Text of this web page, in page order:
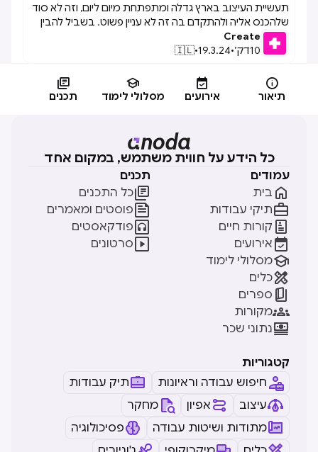
תעשיית העיצוב בארץ גדלה ומתפתחת מיום ליום, וזה לא סוד
שלהכנס אליה ולהתקדם בה זה לא עניין פשוט. בשביל להבין
מבפנים איך זה עובד, מה חשוב לדעת וממה כדאי להיזהר
וחלקה טיפים שכל מי שמחפש עבודה בתעשייה שלנו חייב
לדעת, ויותר מזה – נתנה כלים אמיתיים שכל מעצב יכול ליישם
Create
10דק׳•
19.3.24
•
🇮🇱

תיאור

אירועים

מסלולי לימוד

תכנים
כל הידע על חווית משתמש, במקום אחד
עמודים
בית 
תיקי עבודות
קורות חיים 
אירועים 
מסלולי לימוד
כלים
ספרים 
מקורות
נתוני שכר
תכנים
כל התכנים
פוסטים ומאמרים
פודקאסטים
סרטונים
קטגוריות
חיפוש עבודה וראיונות
תיק עבודות
עיצוב
אפיון
מחקר
מתודות ושיטות עבודה
פסיכולוגיה